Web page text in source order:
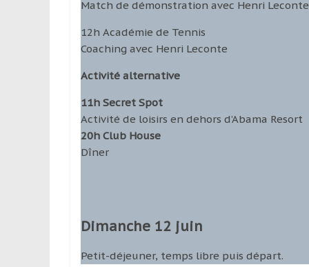
Match de démonstration avec Henri
12h Académie de Tennis
Coaching avec Henri Leconte
Activité alternative
11h Secret Spot
Activité de loisirs en dehors d’Abama Resort
20h Club House
Dîner
Dimanche 12 juin
Petit­-déjeuner, temps libre puis départ.